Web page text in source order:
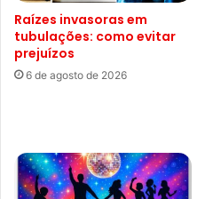
Raízes invasoras em
tubulações: como evitar
prejuízos
6 de agosto de 2026